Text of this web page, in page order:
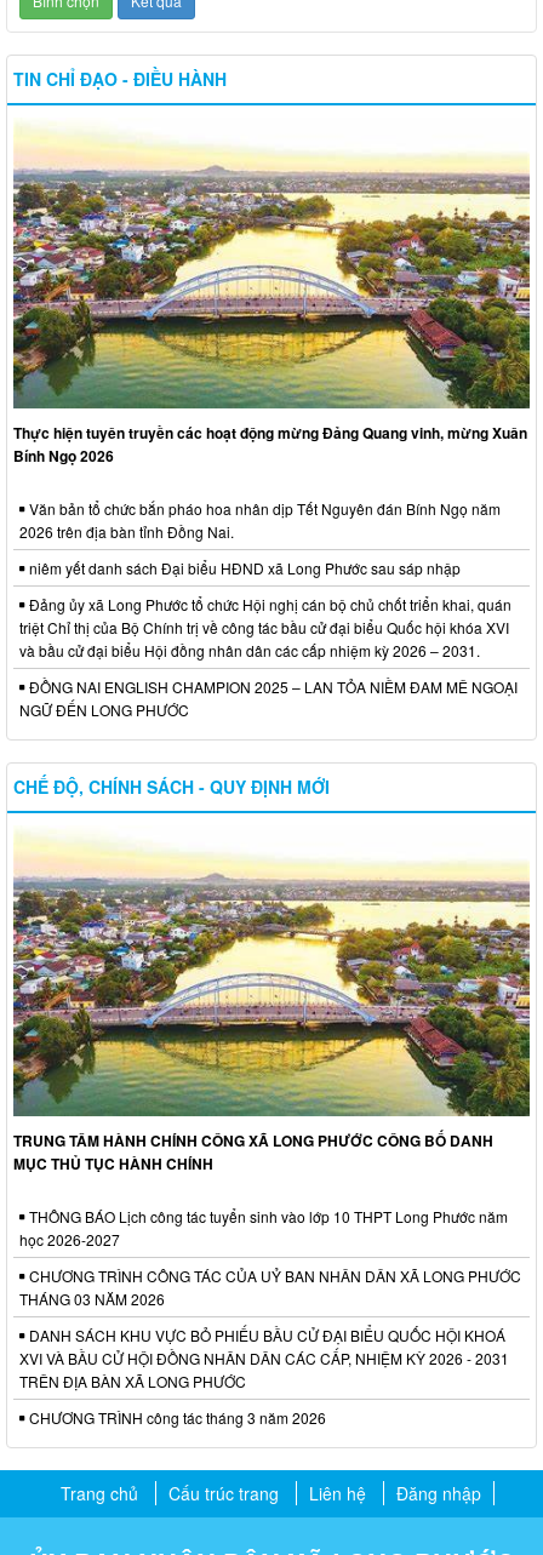
TIN CHỈ ĐẠO - ĐIỀU HÀNH
Thực hiện tuyên truyền các hoạt động mừng Đảng Quang vinh, mừng Xuân
Bính Ngọ 2026
Văn bản tổ chức bắn pháo hoa nhân dịp Tết Nguyên đán Bính Ngọ năm
2026 trên địa bàn tỉnh Đồng Nai.
niêm yết danh sách Đại biểu HĐND xã Long Phước sau sáp nhập
Đảng ủy xã Long Phước tổ chức Hội nghị cán bộ chủ chốt triển khai, quán
triệt Chỉ thị của Bộ Chính trị về công tác bầu cử đại biểu Quốc hội khóa XVI
và bầu cử đại biểu Hội đồng nhân dân các cấp nhiệm kỳ 2026 – 2031.
ĐỒNG NAI ENGLISH CHAMPION 2025 – LAN TỎA NIỀM ĐAM MÊ NGOẠI
NGỮ ĐẾN LONG PHƯỚC
CHẾ ĐỘ, CHÍNH SÁCH - QUY ĐỊNH MỚI
TRUNG TÂM HÀNH CHÍNH CÔNG XÃ LONG PHƯỚC CÔNG BỐ DANH
MỤC THỦ TỤC HÀNH CHÍNH
THÔNG BÁO Lịch công tác tuyển sinh vào lớp 10 THPT Long Phước năm
học 2026-2027
CHƯƠNG TRÌNH CÔNG TÁC CỦA UỶ BAN NHÂN DÂN XÃ LONG PHƯỚC
THÁNG 03 NĂM 2026
DANH SÁCH KHU VỰC BỎ PHIẾU BẦU CỬ ĐẠI BIỂU QUỐC HỘI KHOÁ
XVI VÀ BẦU CỬ HỘI ĐỒNG NHÂN DÂN CÁC CẤP, NHIỆM KỲ 2026 - 2031
TRÊN ĐỊA BÀN XÃ LONG PHƯỚC
CHƯƠNG TRÌNH công tác tháng 3 năm 2026
Trang chủ Cấu trúc trang Liên hệ Đăng nhập